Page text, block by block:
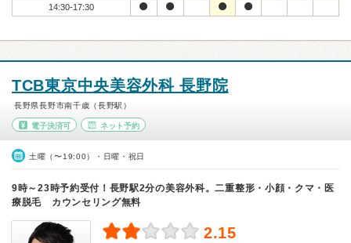
14:30-17:30
TCB東京中央美容外科 長野院
長野県長野市南千歳（長野駅）
電子決済可 ネット予約
土曜（〜19:00）・日曜・祝日
9時～23時予約受付！長野駅2分の美容外科。二重整形・小顔・クマ・医
療脱毛 カウンセリング無料
2.15